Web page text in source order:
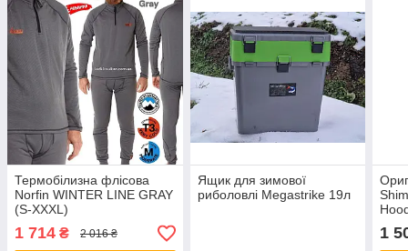
Термобілизна флісова
Norfin WINTER LINE GRAY
(S-XXXL)
1 714 ₴ 2 016 ₴
Ящик для зимової
риболовлі Megastrike 19л
1